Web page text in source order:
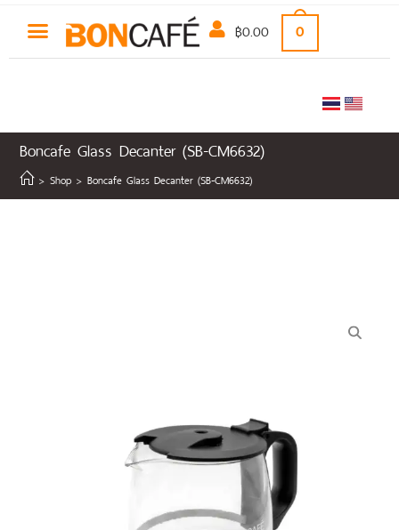
฿0.00 0
Boncafe Glass Decanter (SB-CM6632)
> Shop > Boncafe Glass Decanter (SB-CM6632)